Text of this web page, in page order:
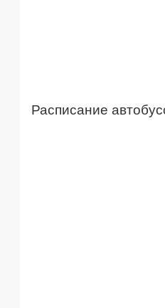
Расписание